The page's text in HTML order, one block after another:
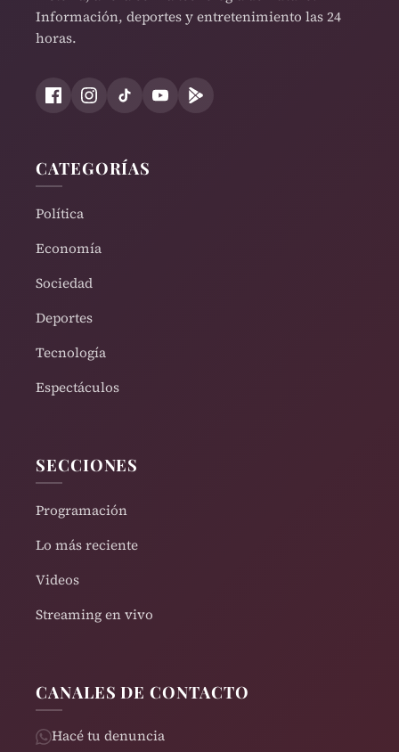
Información, deportes y entretenimiento las 24
horas.
CATEGORÍAS
Política
Economía
Sociedad
Deportes
Tecnología
Espectáculos
SECCIONES
Programación
Lo más reciente
Videos
Streaming en vivo
CANALES DE CONTACTO
Hacé tu denuncia